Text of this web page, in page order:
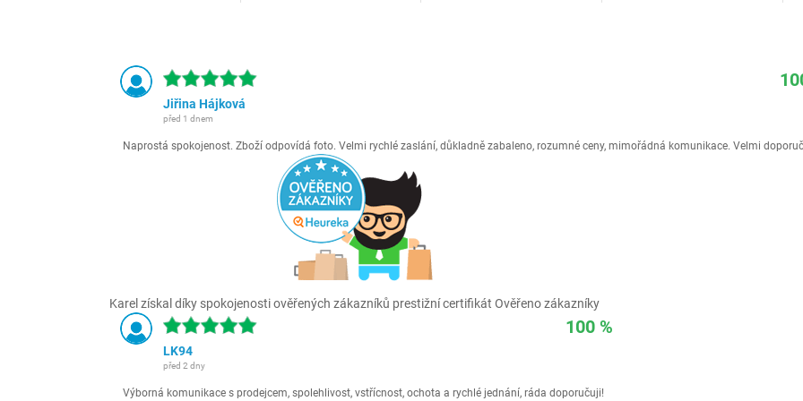
Jiřina Hájková
před 1 dnem
Naprostá spokojenost. Zboží odpovídá foto. Velmi rychlé zaslání, důkladně zabaleno, rozumné ceny, mimořádná komunikace. Velmi
Karel získal díky spokojenosti ověřených zákazníků prestižní certifikát Ověřeno zákazníky
100 %
LK94
před 2 dny
Výborná komunikace s prodejcem, spolehlivost, vstřícnost, ochota a rychlé jednání, ráda doporučuji!